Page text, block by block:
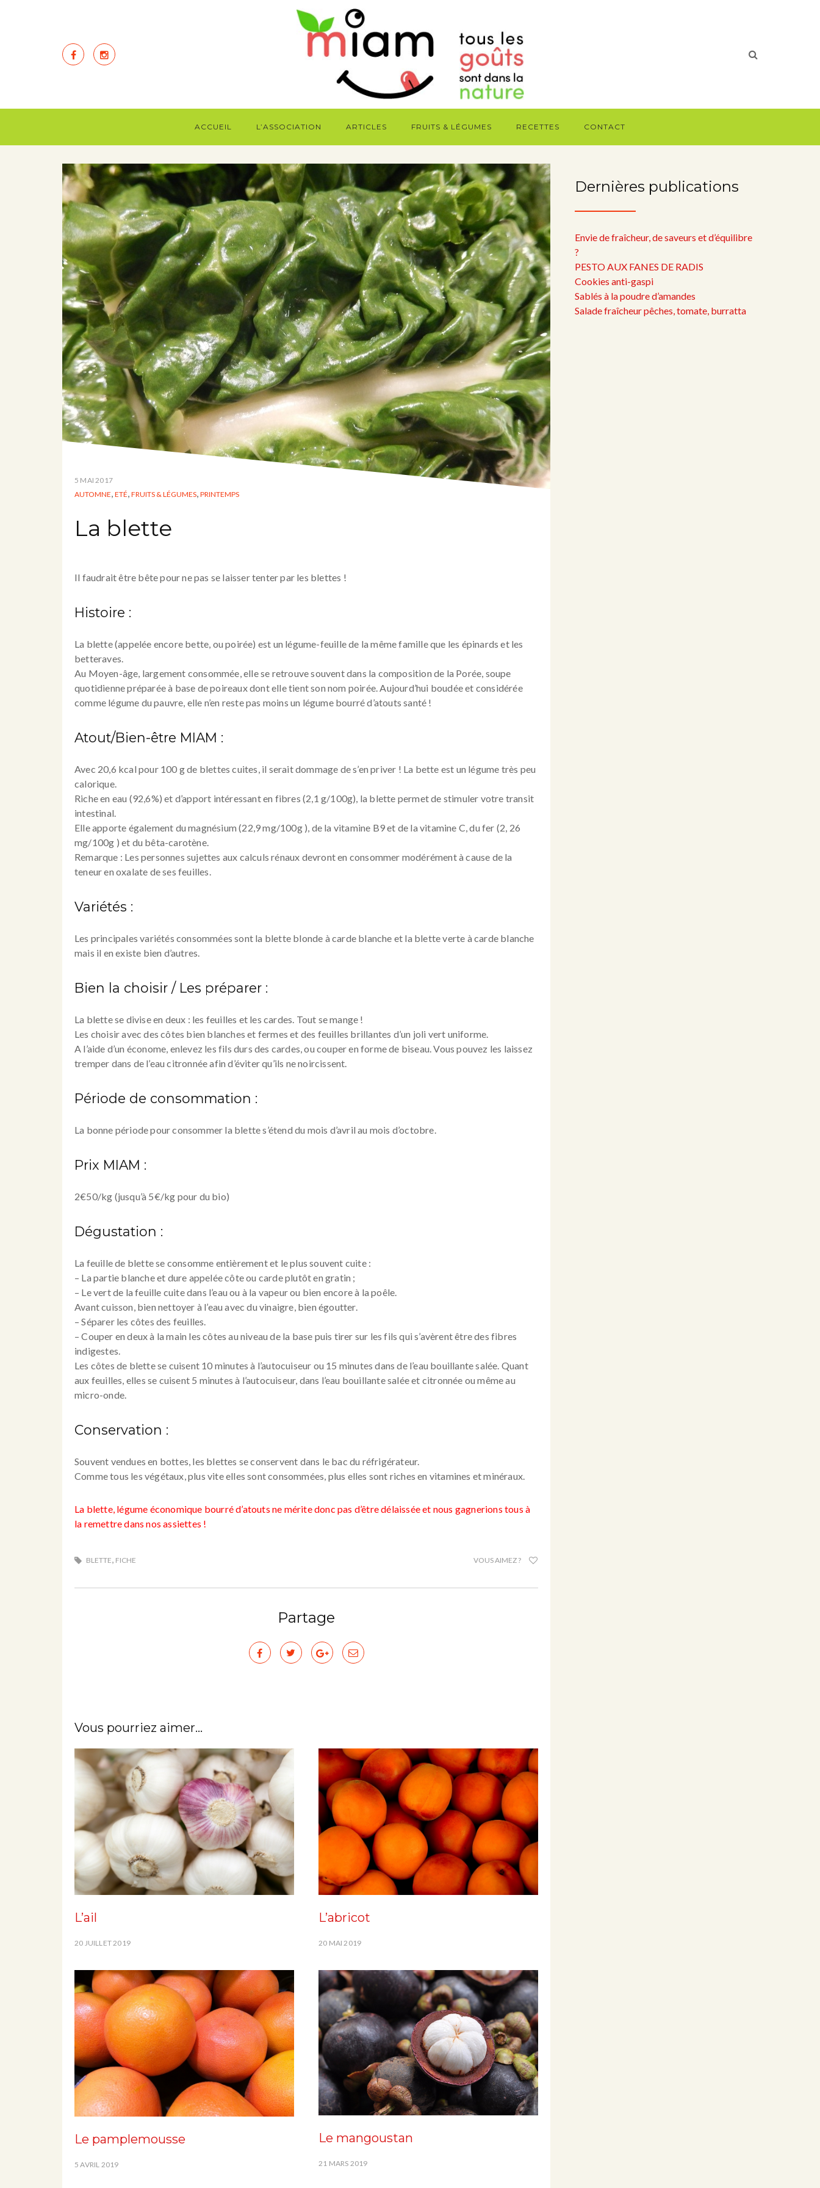
ACCUEIL L’ASSOCIATION ARTICLES FRUITS & LÉGUMES RECETTES CONTACT
5 MAI 2017
AUTOMNE, ETÉ, FRUITS & LÉGUMES, PRINTEMPS
La blette
Il faudrait être bête pour ne pas se laisser tenter par les blettes !
Histoire :
La blette (appelée encore bette, ou poirée) est un légume-feuille de la même famille que les épinards et les
betteraves.
Au Moyen-âge, largement consommée, elle se retrouve souvent dans la composition de la Porée, soupe
quotidienne préparée à base de poireaux dont elle tient son nom poirée. Aujourd’hui boudée et considérée
comme légume du pauvre, elle n’en reste pas moins un légume bourré d’atouts santé !
Atout/Bien-être MIAM :
Avec 20,6 kcal pour 100 g de blettes cuites, il serait dommage de s’en priver ! La bette est un légume très peu
calorique.
Riche en eau (92,6%) et d’apport intéressant en fibres (2,1 g/100g), la blette permet de stimuler votre transit
intestinal.
Elle apporte également du magnésium (22,9 mg/100g ), de la vitamine B9 et de la vitamine C, du fer (2, 26
mg/100g ) et du bêta-carotène.
Remarque : Les personnes sujettes aux calculs rénaux devront en consommer modérément à cause de la
teneur en oxalate de ses feuilles.
Variétés :
Les principales variétés consommées sont la blette blonde à carde blanche et la blette verte à carde blanche
mais il en existe bien d’autres.
Bien la choisir / Les préparer :
La blette se divise en deux : les feuilles et les cardes. Tout se mange !
Les choisir avec des côtes bien blanches et fermes et des feuilles brillantes d’un joli vert uniforme.
A l’aide d’un économe, enlevez les fils durs des cardes, ou couper en forme de biseau. Vous pouvez les laissez
tremper dans de l’eau citronnée afin d’éviter qu’ils ne noircissent.
Période de consommation :
La bonne période pour consommer la blette s’étend du mois d’avril au mois d’octobre.
Prix MIAM :
2€50/kg (jusqu’à 5€/kg pour du bio)
Dégustation :
La feuille de blette se consomme entièrement et le plus souvent cuite :
– La partie blanche et dure appelée côte ou carde plutôt en gratin ;
– Le vert de la feuille cuite dans l’eau ou à la vapeur ou bien encore à la poêle.
Avant cuisson, bien nettoyer à l’eau avec du vinaigre, bien égoutter.
– Séparer les côtes des feuilles.
– Couper en deux à la main les côtes au niveau de la base puis tirer sur les fils qui s’avèrent être des fibres
indigestes.
Les côtes de blette se cuisent 10 minutes à l’autocuiseur ou 15 minutes dans de l’eau bouillante salée. Quant
aux feuilles, elles se cuisent 5 minutes à l’autocuiseur, dans l’eau bouillante salée et citronnée ou même au
micro-onde.
Conservation :
Souvent vendues en bottes, les blettes se conservent dans le bac du réfrigérateur.
Comme tous les végétaux, plus vite elles sont consommées, plus elles sont riches en vitamines et minéraux.
La blette, légume économique bourré d’atouts ne mérite donc pas d’être délaissée et nous gagnerions tous à
la remettre dans nos assiettes !
BLETTE, FICHE VOUS AIMEZ ?
Partage
Vous pourriez aimer...
L’ail
20 JUILLET 2019
L’abricot
20 MAI 2019
Le pamplemousse
5 AVRIL 2019
Le mangoustan
21 MARS 2019
Dernières publications
Envie de fraîcheur, de saveurs et d’équilibre
?
PESTO AUX FANES DE RADIS
Cookies anti-gaspi
Sablés à la poudre d’amandes
Salade fraîcheur pêches, tomate, burratta